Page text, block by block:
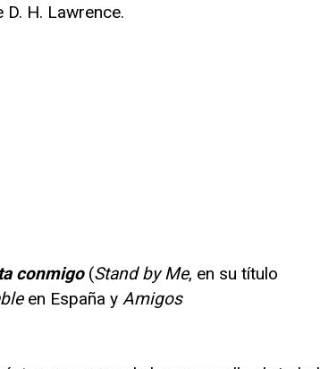
D. H. Lawrence.
conmigo(Stand by Me, en su título
en España y Amigos